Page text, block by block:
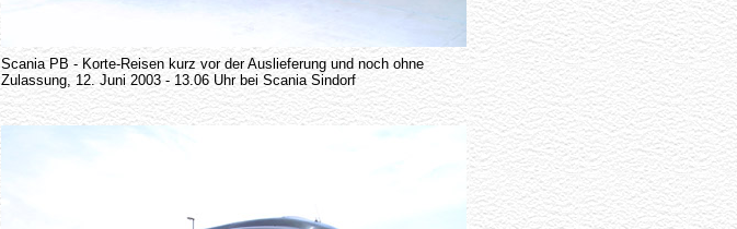
Scania PB - Korte-Reisen kurz vor der Auslieferung und noch ohne
Zulassung, 12. Juni 2003 - 13.06 Uhr bei Scania Sindorf